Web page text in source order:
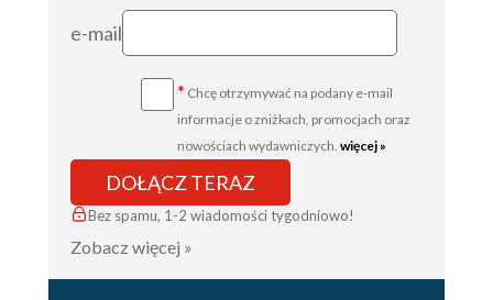
e-mail
* Chcę otrzymywać na podany e-mail
informacje o zniżkach, promocjach oraz
nowościach wydawniczych. więcej »
DOŁĄCZ TERAZ
Bez spamu, 1-2 wiadomości tygodniowo!
Zobacz więcej »